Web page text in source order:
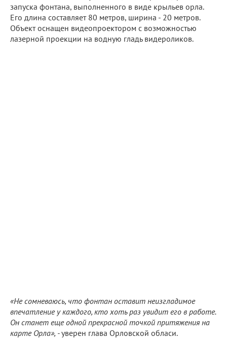
запуска фонтана, выполненного в виде крыльев орла.
Его длина составляет 80 метров, ширина - 20 метров.
Объект оснащен видеопроектором с возможностью
лазерной проекции на водную гладь видероликов.
«Не сомневаюсь, что фонтан оставит неизгладимое
впечатление у каждого, кто хоть раз увидит его в работе.
Он станет еще одной прекрасной точкой притяжения на
карте Орла», -уверен глава Орловской обласи.